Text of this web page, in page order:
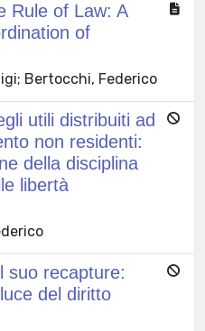
Rule of Law: A
of
Bertocchi, Federico
utili distribuiti ad
non residenti:
della disciplina
libertà
suo recapture:
del diritto